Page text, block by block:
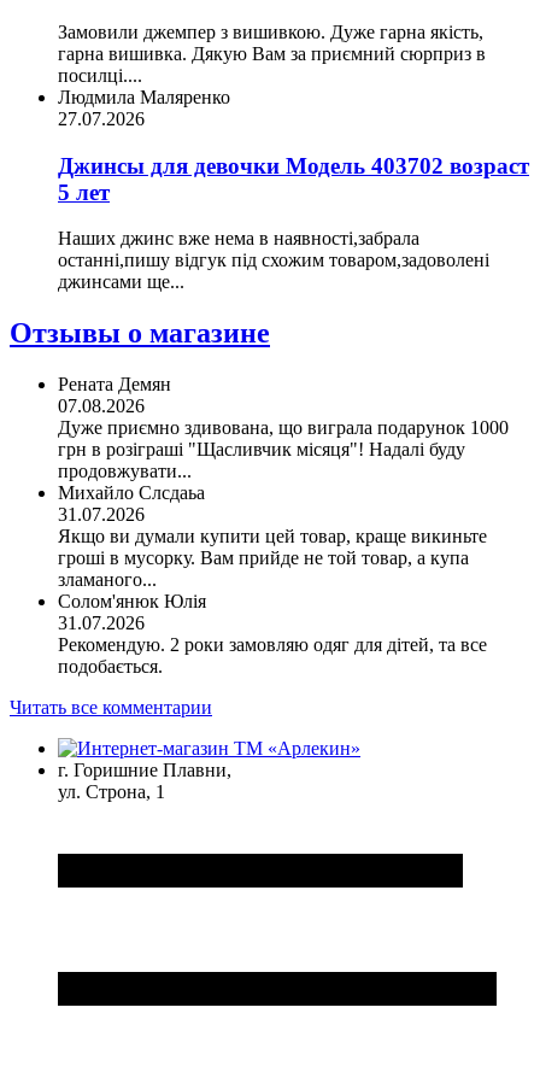
Замовили джемпер з вишивкою. Дуже гарна якість,
гарна вишивка. Дякую Вам за приємний сюрприз в
посилці....
Людмила Маляренко
27.07.2026
Джинсы для девочки Модель 403702 возраст
5 лет
Наших джинс вже нема в наявності,забрала
останні,пишу відгук під схожим товаром,задоволені
джинсами ще...
Отзывы о магазине
Рената Демян
07.08.2026
Дуже приємно здивована, що виграла подарунок 1000
грн в розіграші "Щасливчик місяця"! Надалі буду
продовжувати...
Михайло Слсдаьа
31.07.2026
Якщо ви думали купити цей товар, краще викиньте
гроші в мусорку. Вам прийде не той товар, а купа
зламаного...
Солом'янюк Юлія
31.07.2026
Рекомендую. 2 роки замовляю одяг для дітей, та все
подобається.
Читать все комментарии
г. Горишние Плавни,
ул. Строна, 1